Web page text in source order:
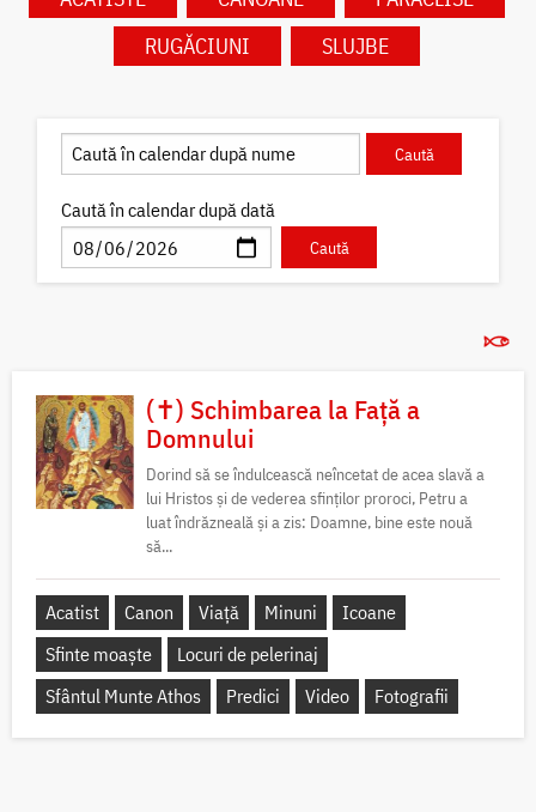
RUGĂCIUNI
SLUJBE
Caută în calendar după dată
(✝) Schimbarea la Față a
Domnului
Dorind să se îndulcească neîncetat de acea slavă a
lui Hristos și de vederea sfinților proroci, Petru a
luat îndrăzneală și a zis: Doamne, bine este nouă
să...
Acatist Canon Viață Minuni
Icoane
Sfinte moaște
Locuri de pelerinaj
Sfântul Munte Athos
Predici Video Fotografii